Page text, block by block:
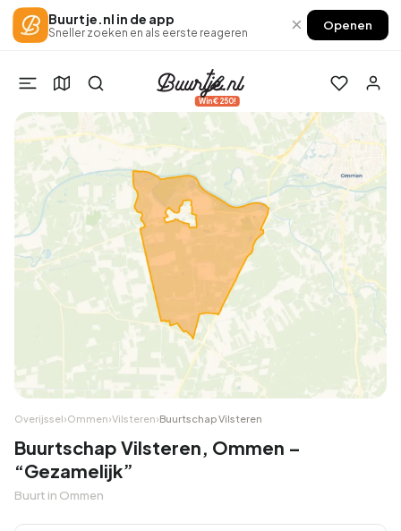
Buurtje.nl in de app
Sneller zoeken en als eerste reageren × Openen
Win €250!
Overijssel›Ommen›Vilsteren›Buurtschap Vilsteren
Buurtschap Vilsteren, Ommen –
“Gezamelijk”
Buurt in Ommen